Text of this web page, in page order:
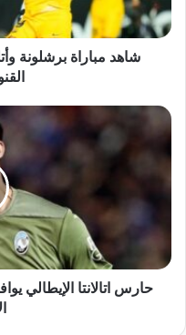
شاهد مباراة برشلونة
حارس اتالانتا الإيطالي